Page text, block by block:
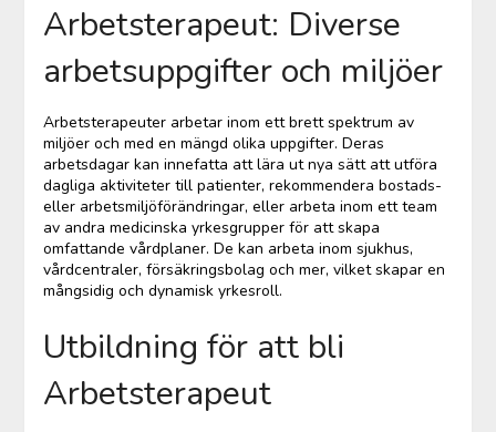
Arbetsterapeut: Diverse
arbetsuppgifter och miljöer
Arbetsterapeuter arbetar inom ett brett spektrum av
miljöer och med en mängd olika uppgifter. Deras
arbetsdagar kan innefatta att lära ut nya sätt att utföra
dagliga aktiviteter till patienter, rekommendera bostads-
eller arbetsmiljöförändringar, eller arbeta inom ett team
av andra medicinska yrkesgrupper för att skapa
omfattande vårdplaner. De kan arbeta inom sjukhus,
vårdcentraler, försäkringsbolag och mer, vilket skapar en
mångsidig och dynamisk yrkesroll.
Utbildning för att bli
Arbetsterapeut